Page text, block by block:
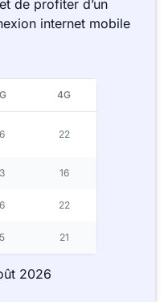
de profiter d’un
internet mobile
4G
22
16
22
21
2026